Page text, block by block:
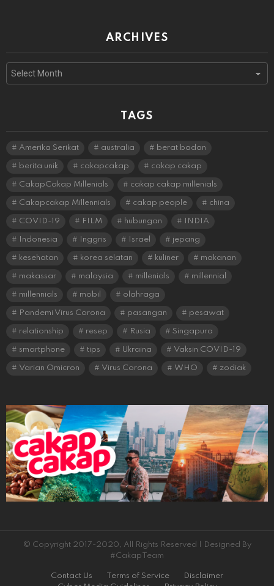
ARCHIVES
Archives
TAGS
Amerika Serikat australia berat badan
berita unik cakapcakap cakap cakap
CakapCakap Millenials cakap cakap millenials
Cakapcakap Millennials cakap people china
COVID-19 FILM hubungan INDIA
Indonesia Inggris Israel jepang
kesehatan korea selatan kuliner makanan
makassar malaysia millenials millennial
millennials mobil olahraga
Pandemi Virus Corona pasangan pesawat
relationship resep Rusia Singapura
smartphone tips Ukraina Vaksin COVID-19
Varian Omicron Virus Corona WHO zodiak
© Copyright 2017-2020, All Rights Reserved | Designed By
#CakapTeam
Contact Us Terms of Service
Disclaimer